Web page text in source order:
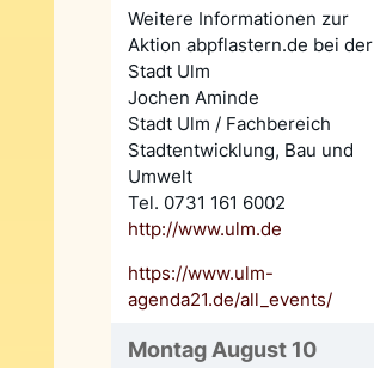
Weitere Informationen zur
Aktion abpflastern.de bei der
Stadt Ulm
Jochen Aminde
Stadt Ulm / Fachbereich
Stadtentwicklung, Bau und
Umwelt
Tel. 0731 161 6002
http://www.ulm.de
https://www.ulm-
agenda21.de/all_events/
Montag August 10